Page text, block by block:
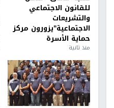
للقانون الاجتماعي
والتشريعات
الاجتماعية"يزورون مركز
حماية الأسرة
منذ ثانية